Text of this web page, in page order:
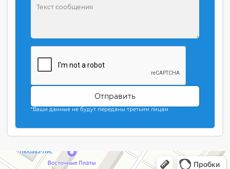
Отправить
*Ваши данные не будут переданы третьим лицам